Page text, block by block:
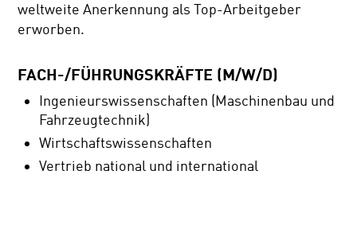
weltweite Anerkennung als Top-Arbeitgeber
erworben.
FACH-/FÜHRUNGSKRÄFTE (M/W/D)
Ingenieurswissenschaften (Maschinenbau und
Fahrzeugtechnik)
Wirtschaftswissenschaften
Vertrieb national und international